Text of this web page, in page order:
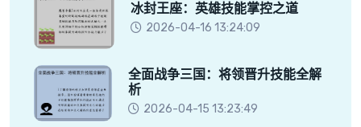
冰封王座：英雄技能掌控之道
2026-04-16 13:24:09
全面战争三国：将领晋升技能全解
析
2026-04-15 13:23:49